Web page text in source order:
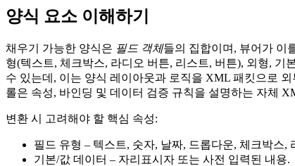
양식 요소 이해하기
채우기 가능한 양식은 필드 객체들의 집합이며, 뷰어가 이
형(텍스트, 체크박스, 라디오 버튼, 리스트, 버튼), 외형, 기
수 있는데, 이는 양식 레이아웃과 로직을 XML 패킷으로
롤은 속성, 바인딩 및 데이터 검증 규칙을 설명하는 자체
변환 시 고려해야 할 핵심 속성:
필드 유형 – 텍스트, 숫자, 날짜, 드롭다운, 체크박스,
기본/값 데이터 – 자리표시자 또는 사전 입력된 내용.